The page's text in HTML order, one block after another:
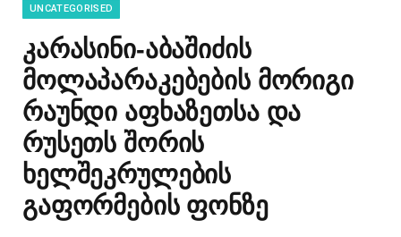
UNCATEGORISED
კარასინი-აბაშიძის
მოლაპარაკებების მორიგი
რაუნდი აფხაზეთსა და
რუსეთს შორის
ხელშეკრულების
გაფორმების ფონზე